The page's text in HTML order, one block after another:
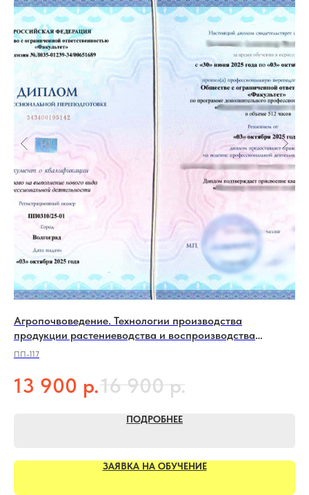
Агропочвоведение. Технологии производства
продукции растениеводства и воспроизводства
плодородия почв
ПП-117
13 900 р.16 900 р.
ПОДРОБНЕЕ
ЗАЯВКА НА ОБУЧЕНИЕ